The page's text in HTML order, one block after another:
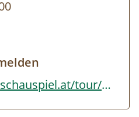
und bereiten
zu bzw.
gibt es ein
Der Jahreszeit
Touren
https://naturschauspiel.at/tour/durchs-kraeuterjahr-im-obst-huegel-land/